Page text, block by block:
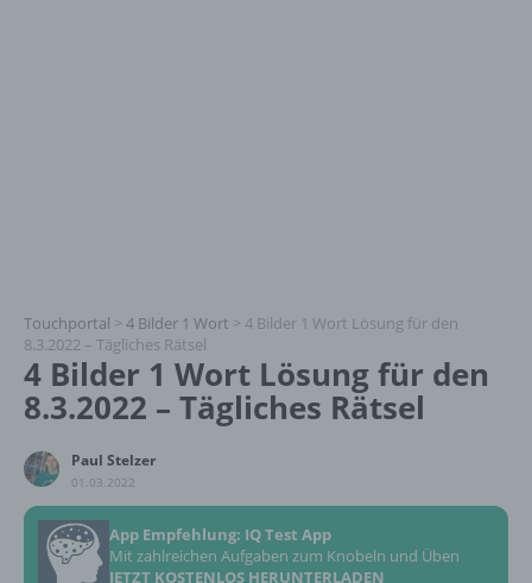
Touchportal > 4 Bilder 1 Wort > 4 Bilder 1 Wort Lösung für den
8.3.2022 – Tägliches Rätsel
4 Bilder 1 Wort Lösung für den
8.3.2022 – Tägliches Rätsel
Paul Stelzer
01.03.2022
App Empfehlung: IQ Test App
Mit zahlreichen Aufgaben zum Knobeln und Üben
JETZT KOSTENLOS HERUNTERLADEN